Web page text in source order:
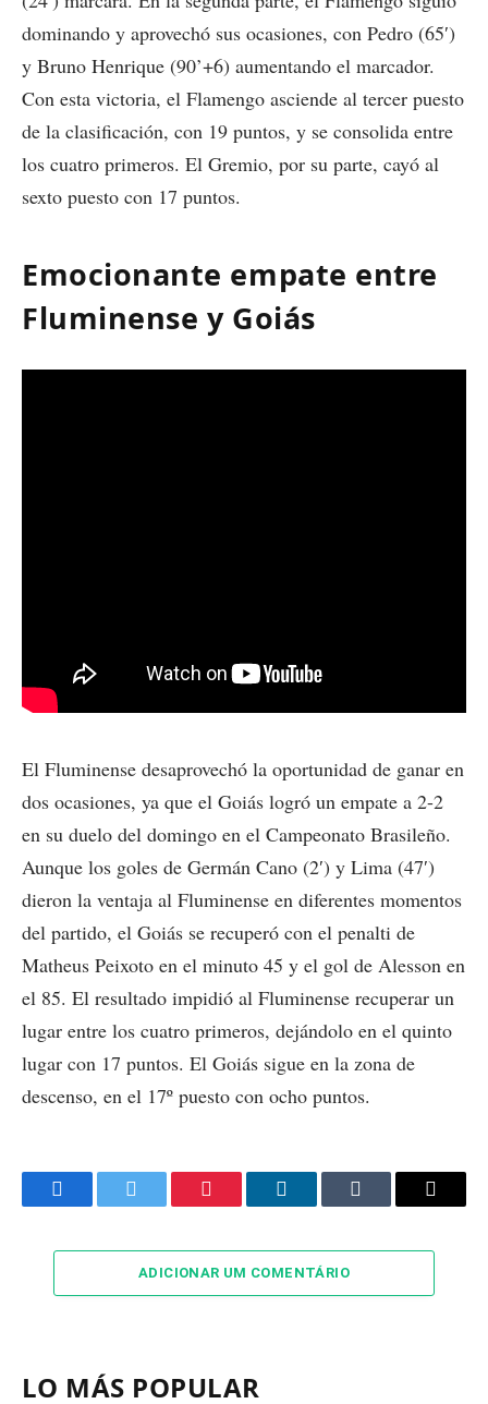
dominando y aprovechó sus ocasiones, con Pedro (65′)
y Bruno Henrique (90’+6) aumentando el marcador.
Con esta victoria, el Flamengo asciende al tercer puesto
de la clasificación, con 19 puntos, y se consolida entre
los cuatro primeros. El Gremio, por su parte, cayó al
sexto puesto con 17 puntos.
Emocionante empate entre
Fluminense y Goiás
El Fluminense desaprovechó la oportunidad de ganar en
dos ocasiones, ya que el Goiás logró un empate a 2-2
en su duelo del domingo en el Campeonato Brasileño.
Aunque los goles de Germán Cano (2′) y Lima (47′)
dieron la ventaja al Fluminense en diferentes momentos
del partido, el Goiás se recuperó con el penalti de
Matheus Peixoto en el minuto 45 y el gol de Alesson en
el 85. El resultado impidió al Fluminense recuperar un
lugar entre los cuatro primeros, dejándolo en el quinto
lugar con 17 puntos. El Goiás sigue en la zona de
descenso, en el 17º puesto con ocho puntos.
FacebookTwitter Pinterest LinkedInTumblr Email
ADICIONAR UM COMENTÁRIO
LO MÁS POPULAR